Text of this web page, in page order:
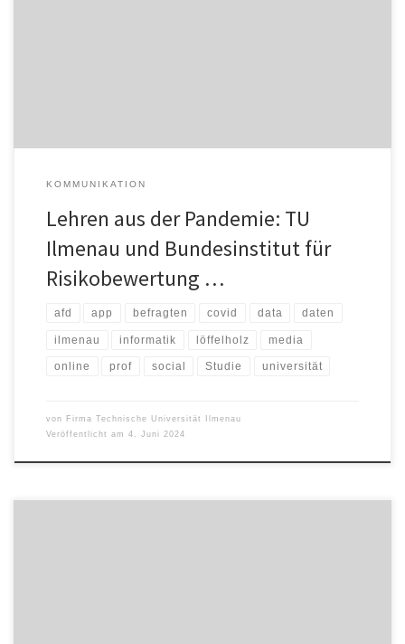
KOMMUNIKATION
Lehren aus der Pandemie: TU
Ilmenau und Bundesinstitut für
Risikobewertung …
afd app befragten covid data daten
ilmenau informatik löffelholz media
online prof social Studie universität
von Firma Technische Universität Ilmenau
Veröffentlicht am 4. Juni 2024